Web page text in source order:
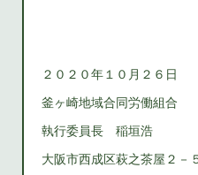
２０２０年１０月２６日
釜ヶ崎地域合同労働組合
執行委員長 稲垣浩
大阪市西成区萩之茶屋２－